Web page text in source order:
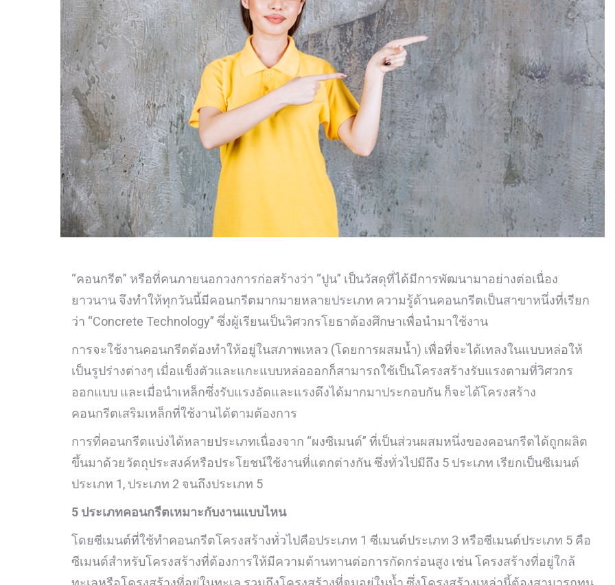
“คอนกรีต” หรือที่คนภายนอกวงการก่อสร้างว่า “ปูน” เป็นวัสดุที่ได้มีการพัฒนามาอย่างต่อเนื่อง
ยาวนาน จึงทำให้ทุกวันนี้มีคอนกรีตมากมายหลายประเภท ความรู้ด้านคอนกรีตเป็นสาขาหนึ่งที่เรียก
ว่า “Concrete Technology” ซึ่งผู้เรียนเป็นวิศวกรโยธาต้องศึกษาเพื่อนำมาใช้งาน
การจะใช้งานคอนกรีตต้องทำให้อยู่ในสภาพเหลว (โดยการผสมน้ำ) เพื่อที่จะได้เทลงในแบบหล่อให้
เป็นรูปร่างต่างๆ เมื่อแข็งตัวและแกะแบบหล่อออกก็สามารถใช้เป็นโครงสร้างรับแรงตามที่วิศวกร
ออกแบบ และเมื่อนำเหล็กซึ่งรับแรงอัดและแรงดึงได้มากมาประกอบกัน ก็จะได้โครงสร้าง
คอนกรีตเสริมเหล็กที่ใช้งานได้ตามต้องการ
การที่คอนกรีตแบ่งได้หลายประเภทเนื่องจาก “ผงซีเมนต์” ที่เป็นส่วนผสมหนึ่งของคอนกรีตได้ถูกผลิต
ขึ้นมาด้วยวัตถุประสงค์หรือประโยชน์ใช้งานที่แตกต่างกัน ซึ่งทั่วไปมีถึง 5 ประเภท เรียกเป็นซีเมนต์
ประเภท 1, ประเภท 2 จนถึงประเภท 5
5 ประเภทคอนกรีตเหมาะกับงานแบบไหน
โดยซีเมนต์ที่ใช้ทำคอนกรีตโครงสร้างทั่วไปคือประเภท 1 ซีเมนต์ประเภท 3 หรือซีเมนต์ประเภท 5 คือ
ซีเมนต์สำหรับโครงสร้างที่ต้องการให้มีความต้านทานต่อการกัดกร่อนสูง เช่น โครงสร้างที่อยู่ใกล้